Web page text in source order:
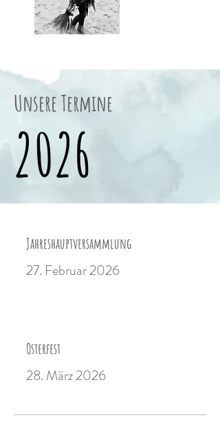
Unsere Termine
2026
2026
Jahreshauptversammlung
27. Februar 2026
Osterfest
28. März 2026